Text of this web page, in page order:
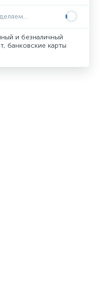
и безналичный
банковские карты